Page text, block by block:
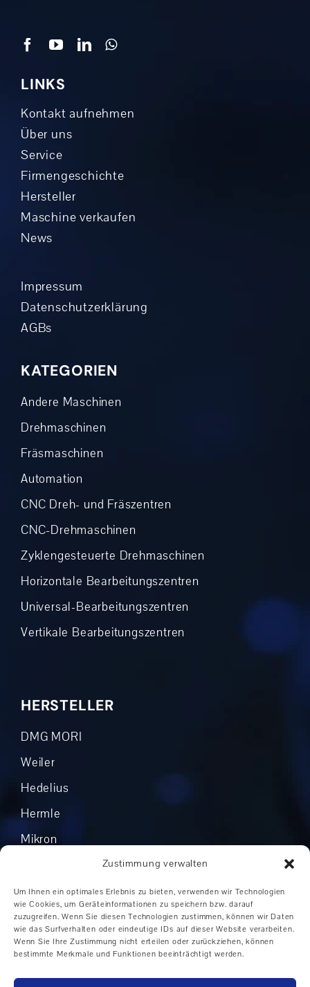
Zustimmung verwalten
Um Ihnen ein optimales Erlebnis zu bieten, verwenden wir Technologien
wie Cookies, um Geräteinformationen zu speichern bzw. darauf
zuzugreifen. Wenn Sie diesen Technologien zustimmen, können wir Daten
wie das Surfverhalten oder eindeutige IDs auf dieser Website verarbeiten.
Wenn Sie Ihre Zustimmung nicht erteilen oder zurückziehen, können
bestimmte Merkmale und Funktionen beeinträchtigt werden.
LINKS
Kontakt aufnehmen
Über uns
Service
Firmengeschichte
Hersteller
Maschine verkaufen
News
Impressum
Datenschutzerklärung
AGBs
KATEGORIEN
Andere Maschinen
Drehmaschinen
Fräsmaschinen
Automation
CNC Dreh- und Fräszentren
CNC-Drehmaschinen
Zyklengesteuerte Drehmaschinen
Horizontale Bearbeitungszentren
Universal-Bearbeitungszentren
Vertikale Bearbeitungszentren
HERSTELLER
DMG MORI
Weiler
Hedelius
Hermle
Mikron
Boehringer
Grob
Andere Hersteller